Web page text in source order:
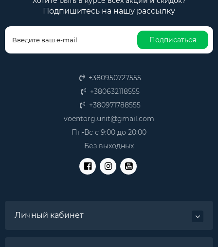
Подпишитесь на нашу рассылку
Подписаться
+380950727555
+380632118555
+380971788555
voentorg.unit@gmail.com
Пн-Вс с 9:00 до 20:00
Без выходных
Личный кабинет